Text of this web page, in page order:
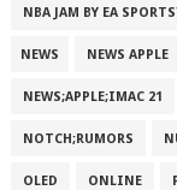
NBA JAM BY EA
NEWS NEWS APPLE
NEWS;APPLE;IMAC 21
NOTCH;RUMORS
OLED ONLINE